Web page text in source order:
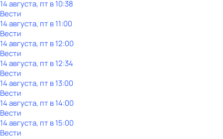
14 августа, пт в 10:38
Вести
14 августа, пт в 11:00
Вести
14 августа, пт в 12:00
Вести
14 августа, пт в 12:34
Вести
14 августа, пт в 13:00
Вести
14 августа, пт в 14:00
Вести
14 августа, пт в 15:00
Вести